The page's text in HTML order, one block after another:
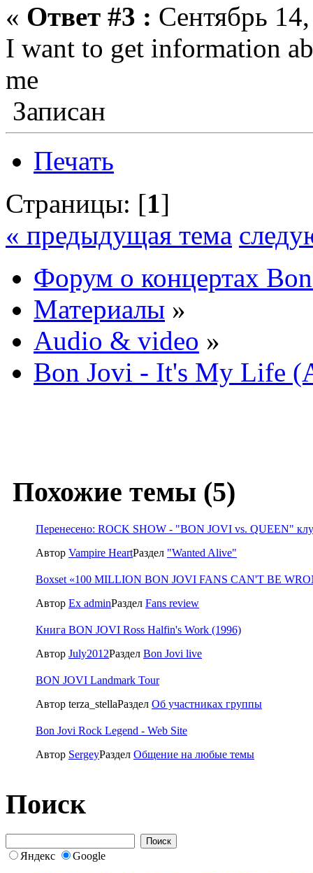
« Ответ #3 : Сентябрь
I want to get information
me
Записан
Печать
Страницы: [1]
« предыдущая тема
Форум о концертах
Материалы »
Audio & video »
Bon Jovi - It's My Life
Похожие темы (5)
Перенесено: ROCK SHOW - "BON JOVI vs. QUEEN"
Автор Vampire HeartРаздел "Wanted Alive"
Boxset «100 MILLION BON JOVI FANS CAN'T BE
Автор Ex adminРаздел Fans review
Книга BON JOVI Ross Halfin's Work (1996)
Автор July2012Раздел Bon Jovi live
BON JOVI Landmark Tour
Автор terza_stellaРаздел Об участниках группы
Bon Jovi Rock Legend - Web Site
Автор SergeyРаздел Общение на любые темы
Поиск
Яндекс Google